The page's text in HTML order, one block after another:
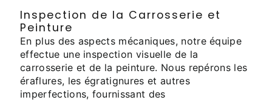
Inspection de la Carrosserie et
Peinture
En plus des aspects mécaniques, notre équipe
effectue une inspection visuelle de la
carrosserie et de la peinture. Nous repérons les
éraflures, les égratignures et autres
imperfections, fournissant des